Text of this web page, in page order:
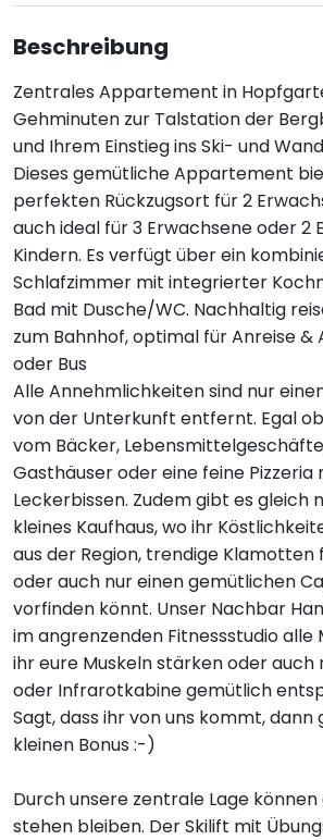
Beschreibung
Zentrales Appartement in
Gehminuten zur Talstation der
und Ihrem Einstieg ins Ski- und
Dieses gemütliche Appartement
perfekten Rückzugsort für 2
auch ideal für 3 Erwachsene oder 2
Kindern. Es verfügt über ein
Schlafzimmer mit integrierter
Bad mit Dusche/WC. Nachhaltig
zum Bahnhof, optimal für Anreise &
oder Bus
Alle Annehmlichkeiten sind nur
von der Unterkunft entfernt. Egal
vom Bäcker,
Gasthäuser oder eine feine
Leckerbissen. Zudem gibt es gleich
kleines Kaufhaus, wo ihr
aus der Region, trendige Klamotten
oder auch nur einen gemütlichen
vorfinden könnt. Unser Nachbar
im angrenzenden Fitnessstudio alle
ihr eure Muskeln stärken oder auch
oder Infrarotkabine gemütlich
Sagt, dass ihr von uns kommt, dann
kleinen Bonus :-)
Durch unsere zentrale Lage
stehen bleiben. Der Skilift mit